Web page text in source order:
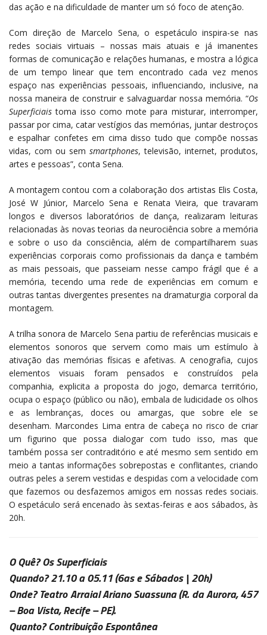
das ação e na dificuldade de manter um só foco de atenção.
Com direção de Marcelo Sena, o espetáculo inspira-se nas
redes sociais virtuais – nossas mais atuais e já imanentes
formas de comunicação e relações humanas, e mostra a lógica
de um tempo linear que tem encontrado cada vez menos
espaço nas experiências pessoais, influenciando, inclusive, na
nossa maneira de construir e salvaguardar nossa memória. “Os
Superficiais toma isso como mote para misturar, interromper,
passar por cima, catar vestígios das memórias, juntar destroços
e espalhar confetes em cima disso tudo que compõe nossas
vidas, com ou sem smartphones, televisão, internet, produtos,
artes e pessoas”, conta Sena.
A montagem contou com a colaboração dos artistas Elis Costa,
José W Júnior, Marcelo Sena e Renata Vieira, que travaram
longos e diversos laboratórios de dança, realizaram leituras
relacionadas às novas teorias da neurociência sobre a memória
e sobre o uso da consciência, além de compartilharem suas
experiências corporais como profissionais da dança e também
as mais pessoais, que passeiam nesse campo frágil que é a
memória, tecendo uma rede de experiências em comum e
outras tantas divergentes presentes na dramaturgia corporal da
montagem.
A trilha sonora de Marcelo Sena partiu de referências musicais e
elementos sonoros que servem como mais um estímulo à
ativação das memórias físicas e afetivas. A cenografia, cujos
elementos visuais foram pensados e construídos pela
companhia, explicita a proposta do jogo, demarca território,
ocupa o espaço (público ou não), embala de ludicidade os olhos
e as lembranças, doces ou amargas, que sobre ele se
desenham. Marcondes Lima entra de cabeça no risco de criar
um figurino que possa dialogar com tudo isso, mas que
também possa ser contraditório e até mesmo sem sentido em
meio a tantas informações sobrepostas e conflitantes, criando
outras peles a serem vestidas e despidas com a velocidade com
que fazemos ou desfazemos amigos em nossas redes sociais.
O espetáculo será encenado às sextas-feiras e aos sábados, às
20h.
O Quê?Os Superficiais
Quando?21.10 a 05.11(6as e Sábados | 20h)
Onde?Teatro Arraial Ariano Suassuna(R. da Aurora, 457
– Boa Vista, Recife – PE).
Quanto?Contribuição Espontânea